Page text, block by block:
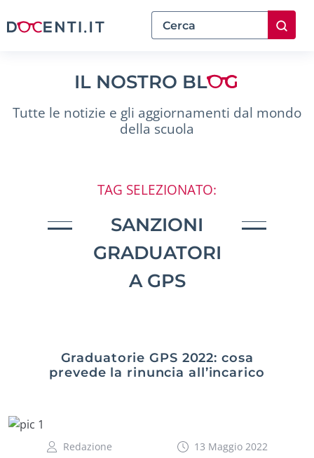
IL NOSTRO BL
Tutte le notizie e gli aggiornamenti dal mondo
della scuola
TAG SELEZIONATO:
SANZIONI
GRADUATORI
A GPS
Graduatorie GPS 2022: cosa
prevede la rinuncia all’incarico
Redazione 13 Maggio 2022